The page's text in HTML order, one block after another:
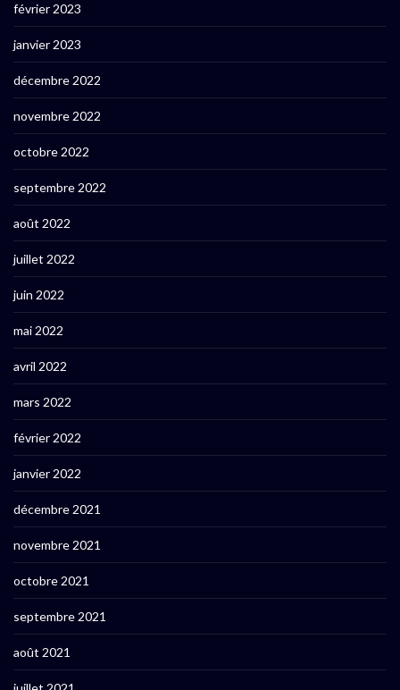
février 2023
janvier 2023
décembre 2022
novembre 2022
octobre 2022
septembre 2022
août 2022
juillet 2022
juin 2022
mai 2022
avril 2022
mars 2022
février 2022
janvier 2022
décembre 2021
novembre 2021
octobre 2021
septembre 2021
août 2021